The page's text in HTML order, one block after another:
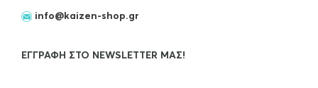
info@kaizen-shop.gr
ΕΓΓΡΑΦΉ ΣΤΟ NEWSLETTER ΜΑΣ!